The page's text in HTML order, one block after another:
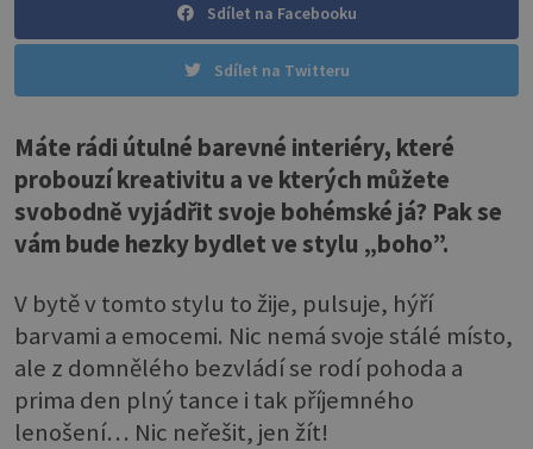
Sdílet na Facebooku
Sdílet na Twitteru
Máte rádi útulné barevné interiéry, které
probouzí kreativitu a ve kterých můžete
svobodně vyjádřit svoje bohémské já? Pak se
vám bude hezky bydlet ve stylu „boho”.
V bytě v tomto stylu to žije, pulsuje, hýří
barvami a emocemi. Nic nemá svoje stálé místo,
ale z domnělého bezvládí se rodí pohoda a
prima den plný tance i tak příjemného
lenošení… Nic neřešit, jen žít!